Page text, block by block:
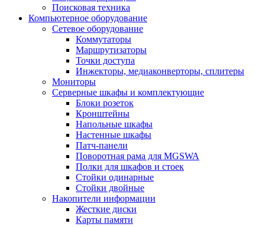
Поисковая техника
Компьютерное оборудование
Сетевое оборудование
Коммутаторы
Маршрутизаторы
Точки доступа
Инжекторы, медиаконверторы, сплитеры
Мониторы
Серверные шкафы и комплектующие
Блоки розеток
Кронштейны
Напольные шкафы
Настенные шкафы
Патч-панели
Поворотная рама для MGSWA
Полки для шкафов и стоек
Стойки одинарные
Стойки двойные
Накопители информации
Жесткие диски
Карты памяти